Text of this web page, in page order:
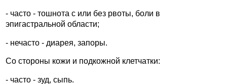
- часто - тошнота с или без рвоты, боли в
эпигастральной области;
- нечасто - диарея, запоры.
Со стороны кожи и подкожной клетчатки:
- часто - зуд, сыпь.